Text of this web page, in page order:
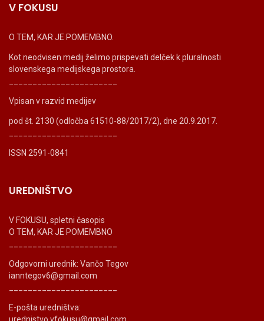
V FOKUSU
O TEM, KAR JE POMEMBNO.
Kot neodvisen medij želimo prispevati delček k pluralnosti
slovenskega medijskega prostora.
Vpisan v razvid medijev
pod št. 2130 (odločba 61510-88/2017/2), dne 20.9.2017.
ISSN 2591-0841
UREDNIŠTVO
V FOKUSU, spletni časopis
O TEM, KAR JE POMEMBNO
Odgovorni urednik: Vančo Tegov
ianntegov6@gmail.com
E-pošta uredništva: